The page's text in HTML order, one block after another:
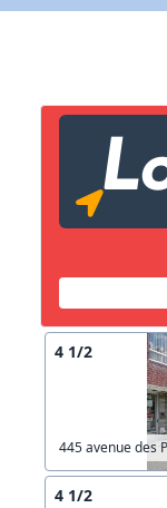
4 1/2
445 avenue des
4 1/2
Lien vers
Copier lien